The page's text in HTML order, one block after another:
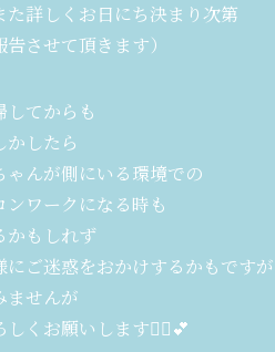
た詳しくお日にち決まり次第
告させて頂きます）
してからも
かしたら
ゃんが側にいる環境での
ンワークになる時も
かもしれず
にご迷惑をおかけするかもですが
ませんが
しくお願いします🙇‍♀️💕